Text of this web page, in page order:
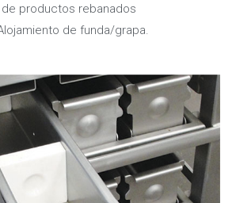
productos rebanados
de funda/grapa.